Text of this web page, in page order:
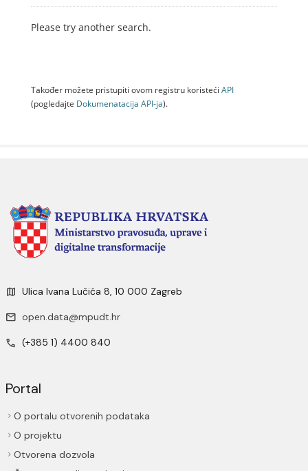
Please try another search.
Također možete pristupiti ovom registru koristeći API
(pogledajte Dokumenаtаcijа API-jа).